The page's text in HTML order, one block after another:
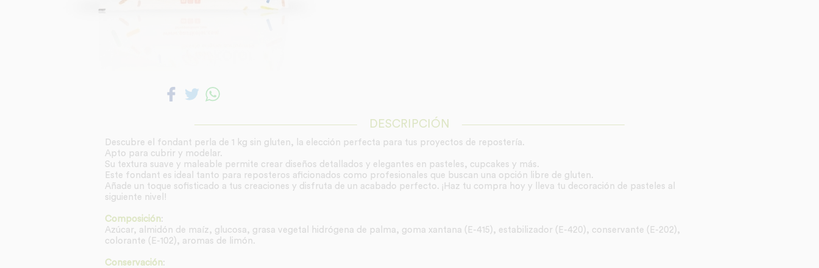
DESCRIPCIÓN
Descubre el fondant perla de 1 kg sin gluten, la elección perfecta para tus proyectos de repostería.
Apto para cubrir y modelar.
Su textura suave y maleable permite crear diseños detallados y elegantes en pasteles, cupcakes y más.
Este fondant es ideal tanto para reposteros aficionados como profesionales que buscan una opción libre de gluten.
Añade un toque sofisticado a tus creaciones y disfruta de un acabado perfecto. ¡Haz tu compra hoy y lleva tu decoración de pasteles al
siguiente nivel!
Composición:
Azúcar, almidón de maíz, glucosa, grasa vegetal hidrógena de palma, goma xantana (E-415), estabilizador (E-420), conservante (E-202),
colorante (E-102), aromas de limón.
Conservación: